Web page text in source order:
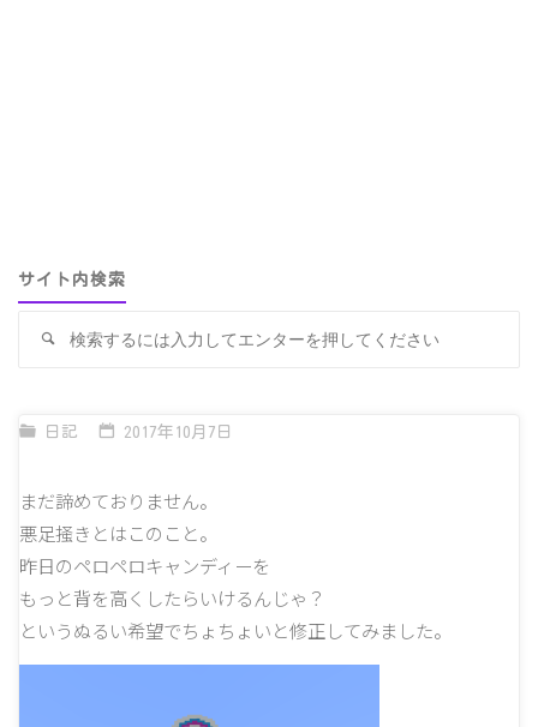
サイト内検索
検
日記 2017年10月7日
まだ諦めておりません。
悪足掻きとはこのこと。
昨日のペロペロキャンディーを
もっと背を高くしたらいけるんじゃ？
というぬるい希望でちょちょいと修正してみました。